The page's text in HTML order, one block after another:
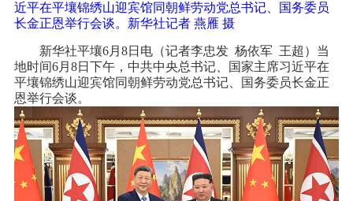
近平在平壤锦绣山迎宾馆同朝鲜劳动党总书记、国务委员
长金正恩举行会谈。新华社记者 燕雁 摄
新华社平壤6月8日电（记者李忠发 杨依军 王超）当
地时间6月8日下午，中共中央总书记、国家主席习近平在
平壤锦绣山迎宾馆同朝鲜劳动党总书记、国务委员长金正
恩举行会谈。